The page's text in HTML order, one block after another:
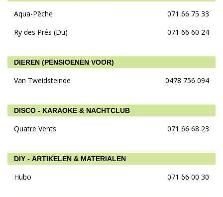
Aqua-Pêche
071 66 75 33
Ry des Prés (Du)
071 66 60 24
DIEREN (PENSIOENEN VOOR)
Van Tweidsteinde 0478 756 094
DISCO - KARAOKE & NACHTCLUB
Quatre Vents 071 66 68 23
DIY - ARTIKELEN & MATERIALEN
Hubo 071 66 00 30